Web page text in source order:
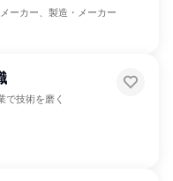
ーカー、製造・メーカー
で技術を磨く